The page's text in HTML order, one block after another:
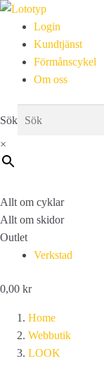
Login
Kundtjänst
Förmånscykel
Om oss
Sök
×
Allt om cyklar
Allt om skidor
Outlet
Verkstad
0,00 kr
Home
Webbutik
LOOK